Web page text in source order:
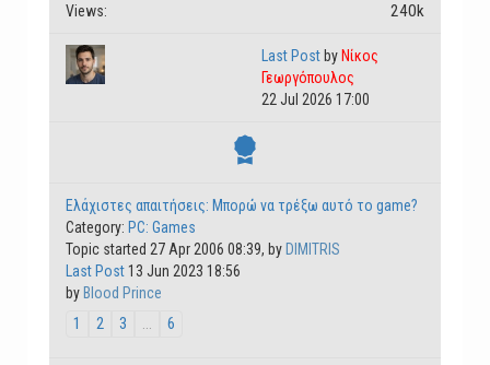
Views: 240k
Last Post by Νίκος
Γεωργόπουλος
22 Jul 2026 17:00
Ελάχιστες απαιτήσεις: Μπορώ να τρέξω αυτό το game?
Category: PC: Games
Topic started 27 Apr 2006 08:39, by DIMITRIS
Last Post13 Jun 2023 18:56
by Blood Prince
1 2 3 ... 6